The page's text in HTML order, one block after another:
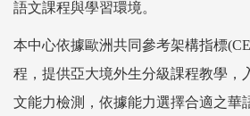
語文課程與學習環境。
本中心依據歐洲共同參考架構指標
程，提供亞大境外生分級課程教學，
文能力檢測，依據能力選擇合適之華